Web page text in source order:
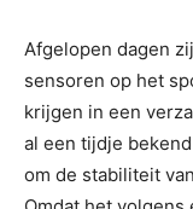
Afgelopen dagen
sensoren op het
krijgen in een
al een tijdje
om de stabiliteit